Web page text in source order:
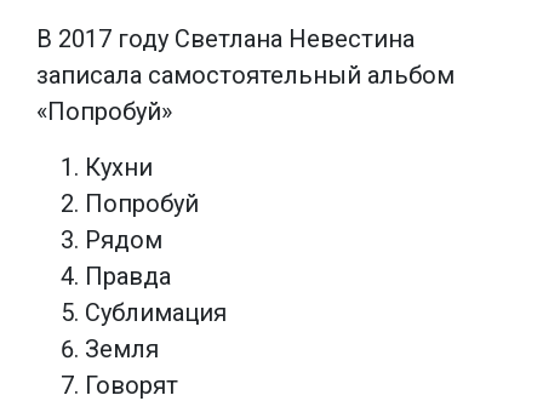
В 2017 году Светлана Невестина
записала самостоятельный альбом
«Попробуй»
Кухни
Попробуй
Рядом
Правда
Сублимация
Земля
Говорят